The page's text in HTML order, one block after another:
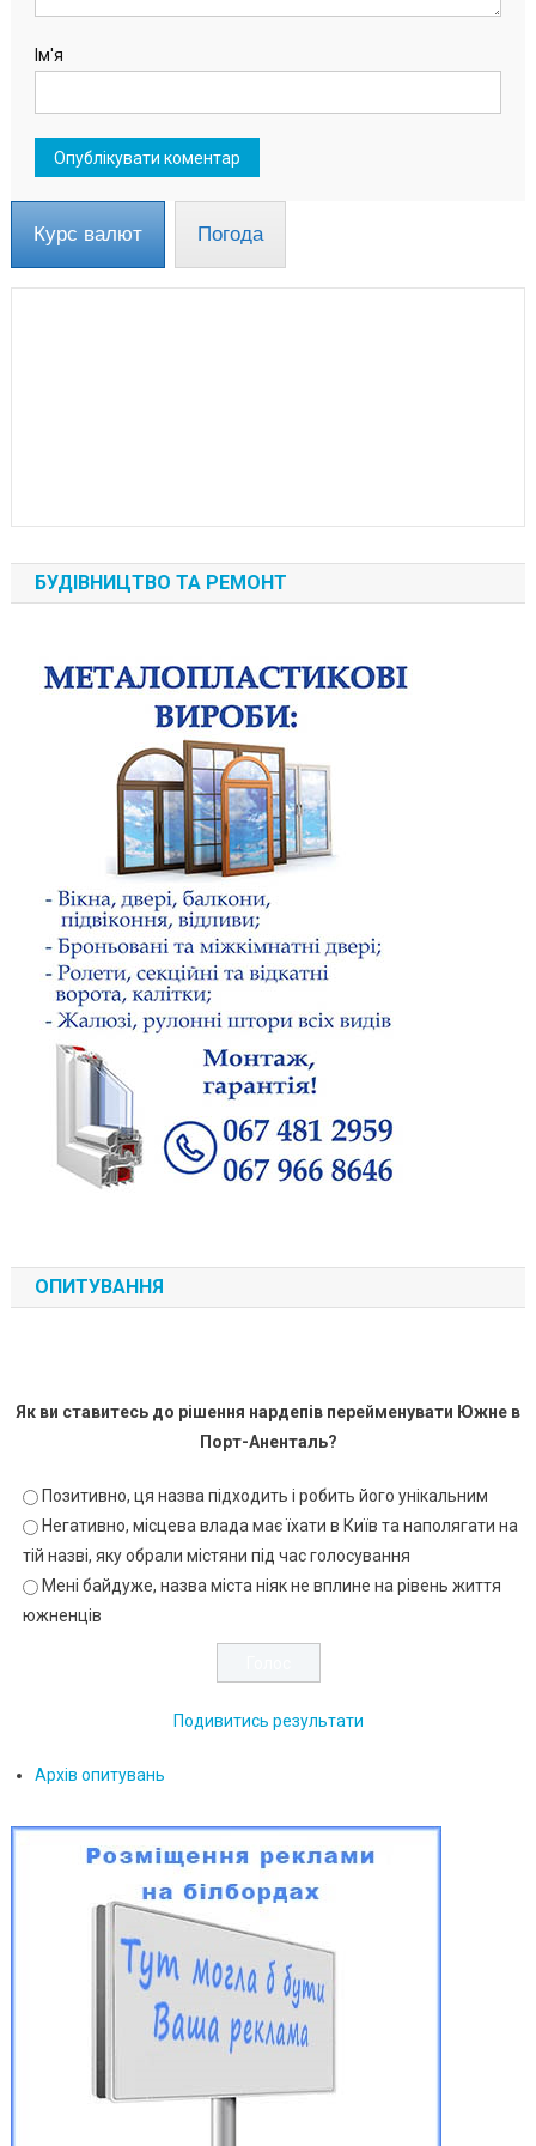
Ім'я
Курс валют Погода
БУДІВНИЦТВО ТА РЕМОНТ
ОПИТУВАННЯ
Як ви ставитесь до рішення нардепів перейменувати Южне в
Порт-Аненталь?
Позитивно, ця назва підходить і робить його унікальним
Негативно, місцева влада має їхати в Київ та наполягати на
тій назві, яку обрали містяни під час голосування
Мені байдуже, назва міста ніяк не вплине на рівень життя
южненців
Подивитись результати
Архів опитувань